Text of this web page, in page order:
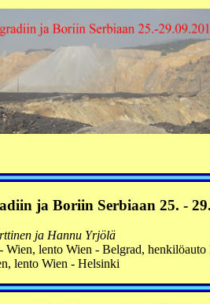
ja Boriin Serbiaan 25. -
ja Hannu Yrjölä
Wien, lento Wien - Belgrad,
lento Wien - Helsinki